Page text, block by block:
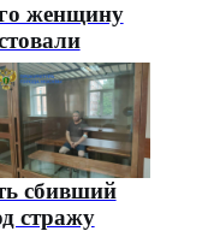
женщину
сбивший
стражу